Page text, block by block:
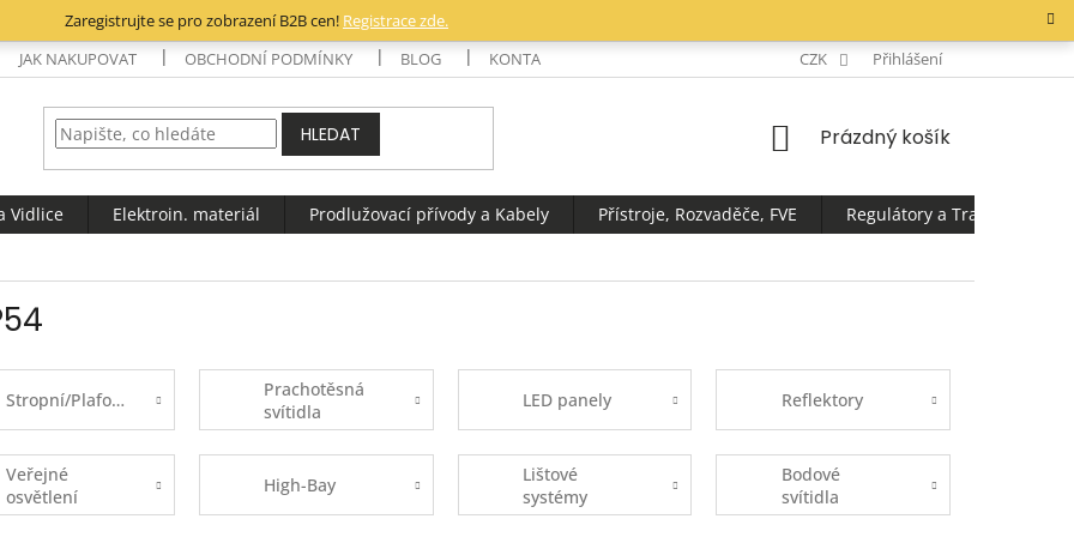
Zaregistrujte se pro zobrazení B2B cen! Registrace zde.
JAK NAKUPOVAT OBCHODNÍ PODMÍNKY BLOG KONTAKTY CZK Přihlášení
HLEDAT
NÁKUPNÍ
Prázdný košík
Vidlice Elektroin. materiál Prodlužovací přívody a Kabely Přístroje, Rozvaděče, FVE
Regulátory a
Stropní/Plafoniery
Prachotěsná
svítidla
LED panely Reflektory
Veřejné
osvětlení
High-Bay
Lištové
systémy
Bodové
svítidla